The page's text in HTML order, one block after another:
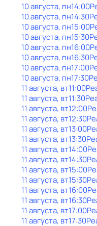
10 августа, пн14:00
10 августа, пн14:30
10 августа, пн15:00
10 августа, пн15:30
10 августа, пн16:00
10 августа, пн16:30
10 августа, пн17:00
10 августа, пн17:30
11 августа, вт11:00
11 августа, вт11:30
11 августа, вт12:00
11 августа, вт12:30
11 августа, вт13:00
11 августа, вт13:30
11 августа, вт14:00
11 августа, вт14:30
11 августа, вт15:00
11 августа, вт15:30
11 августа, вт16:00
11 августа, вт16:30
11 августа, вт17:00
11 августа, вт17:30